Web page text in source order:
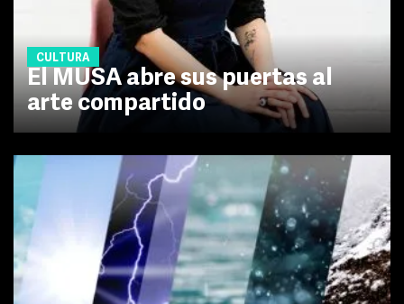
CULTURA
El MUSA abre sus puertas al
arte compartido